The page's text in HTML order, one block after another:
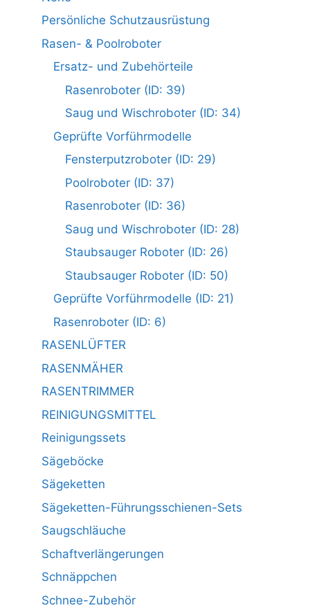
Persönliche Schutzausrüstung
Rasen- & Poolroboter
Ersatz- und Zubehörteile
Rasenroboter (ID: 39)
Saug und Wischroboter (ID: 34)
Geprüfte Vorführmodelle
Fensterputzroboter (ID: 29)
Poolroboter (ID: 37)
Rasenroboter (ID: 36)
Saug und Wischroboter (ID: 28)
Staubsauger Roboter (ID: 26)
Staubsauger Roboter (ID: 50)
Geprüfte Vorführmodelle (ID: 21)
Rasenroboter (ID: 6)
RASENLÜFTER
RASENMÄHER
RASENTRIMMER
REINIGUNGSMITTEL
Reinigungssets
Sägeböcke
Sägeketten
Sägeketten-Führungsschienen-Sets
Saugschläuche
Schaftverlängerungen
Schnäppchen
Schnee-Zubehör